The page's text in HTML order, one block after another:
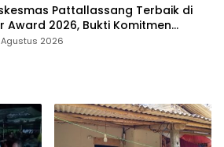
Pattallassang Terbaik di
Award 2026, Bukti Komitmen
Pelayanan Kesehatan Berkualitas
2026